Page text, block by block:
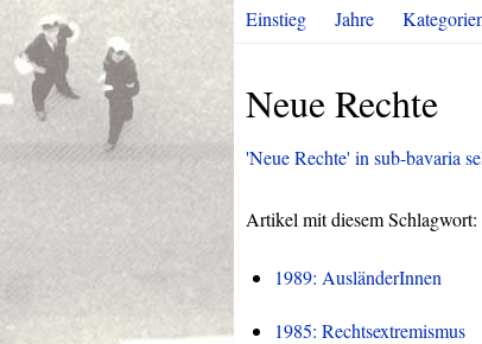
Einstieg Jahre
Neue Rechte
'Neue Rechte' in sub-bavaria
Artikel mit diesem Schlagwort:
1989: AusländerInnen
1985: Rechtsextremismus